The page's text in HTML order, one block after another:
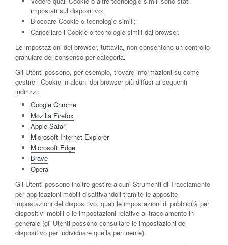
impostati sul dispositivo;
Bloccare Cookie o tecnologie simili;
Cancellare i Cookie o tecnologie simili dal browser.
Le impostazioni del browser, tuttavia, non consentono un controllo
granulare del consenso per categoria.
Gli Utenti possono, per esempio, trovare informazioni su come
gestire i Cookie in alcuni dei browser più diffusi ai seguenti
indirizzi:
Google Chrome
Mozilla Firefox
Apple Safari
Microsoft Internet Explorer
Microsoft Edge
Brave
Opera
Gli Utenti possono inoltre gestire alcuni Strumenti di Tracciamento
per applicazioni mobili disattivandoli tramite le apposite
impostazioni del dispositivo, quali le impostazioni di pubblicità per
dispositivi mobili o le impostazioni relative al tracciamento in
generale (gli Utenti possono consultare le impostazioni del
dispositivo per individuare quella pertinente).